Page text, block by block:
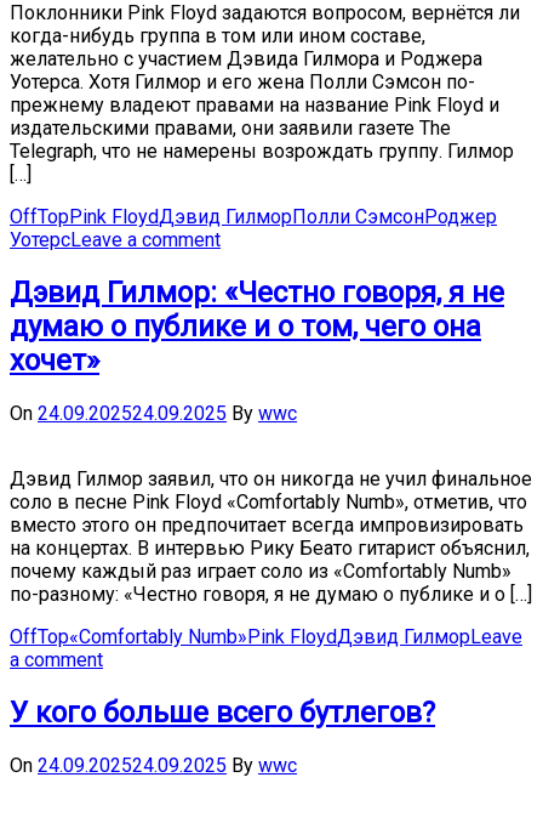
Поклонники Pink Floyd задаются вопросом, вернётся ли
когда-нибудь группа в том или ином составе,
желательно с участием Дэвида Гилмора и Роджера
Уотерса. Хотя Гилмор и его жена Полли Сэмсон по-
прежнему владеют правами на название Pink Floyd и
издательскими правами, они заявили газете The
Telegraph, что не намерены возрождать группу. Гилмор
[…]
OffTopPink FloydДэвид ГилморПолли СэмсонРоджер
УотерсLeave a comment
Дэвид Гилмор: «Честно говоря, я не
думаю о публике и о том, чего она
хочет»
On 24.09.202524.09.2025 By wwc
Дэвид Гилмор заявил, что он никогда не учил финальное
соло в песне Pink Floyd «Comfortably Numb», отметив, что
вместо этого он предпочитает всегда импровизировать
на концертах. В интервью Рику Беато гитарист объяснил,
почему каждый раз играет соло из «Comfortably Numb»
по-разному: «Честно говоря, я не думаю о публике и о […]
OffTop«Comfortably Numb»Pink FloydДэвид ГилморLeave
a comment
У кого больше всего бутлегов?
On 24.09.202524.09.2025 By wwc